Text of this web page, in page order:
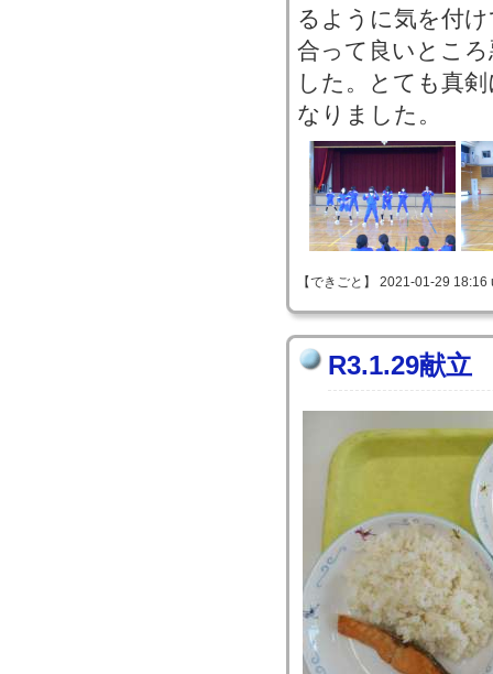
るように気を付
合って良いとこ
した。とても真
なりました。
【できごと】 2021-01-29
R3.1.29献立